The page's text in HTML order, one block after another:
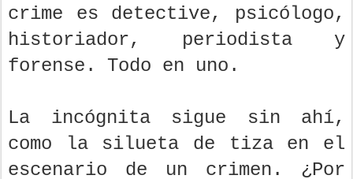
crime es detective, psicólogo,
historiador, periodista y
forense. Todo en uno.
La incógnita sigue sin ahí,
como la silueta de tiza en el
escenario de un crimen. ¿Por